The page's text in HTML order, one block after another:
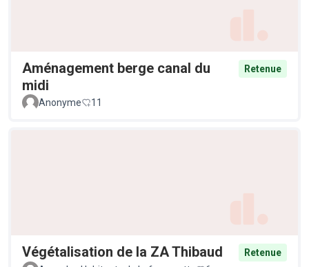
Aménagement berge canal du
midi
Retenue
Anonyme 11
Végétalisation de la ZA Thibaud
Retenue